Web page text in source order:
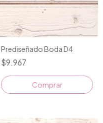
Prediseñado Boda D4
$9.967